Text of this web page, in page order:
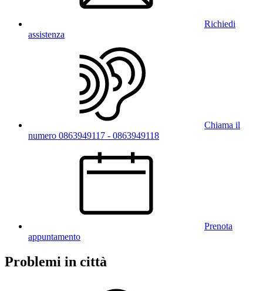
Richiedi
assistenza
Chiama il
numero 0863949117 - 0863949118
Prenota
appuntamento
Problemi in città